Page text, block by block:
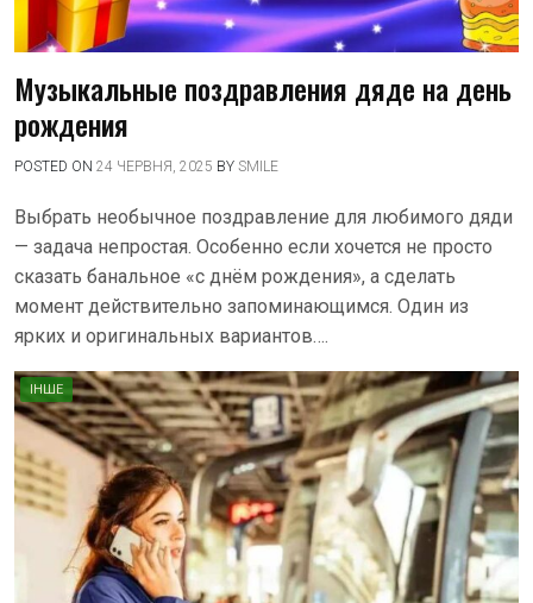
Музыкальные поздравления дяде на день
рождения
POSTED ON 24 ЧЕРВНЯ, 2025 BY SMILE
Выбрать необычное поздравление для любимого дяди
— задача непростая. Особенно если хочется не просто
сказать банальное «с днём рождения», а сделать
момент действительно запоминающимся. Один из
ярких и оригинальных вариантов….
ІНШЕ